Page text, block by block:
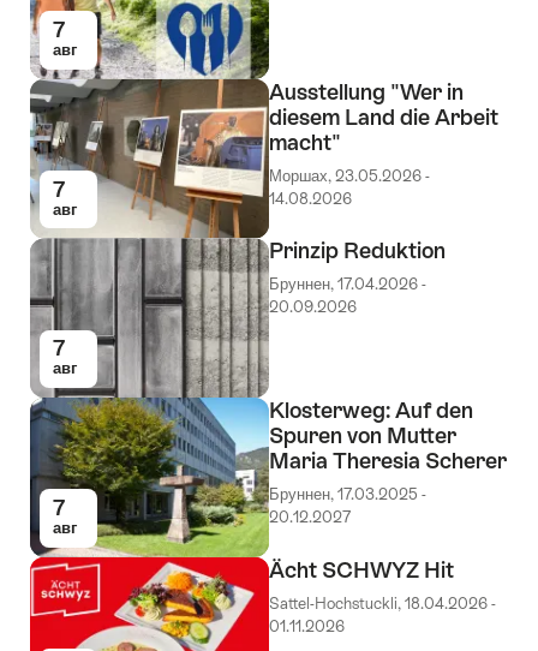
7
авг
7
авг
Ausstellung "Wer in
diesem Land die Arbeit
macht"
Моршах, 23.05.2026 -
14.08.2026
7
авг
Prinzip Reduktion
Бруннен, 17.04.2026 -
20.09.2026
7
авг
Klosterweg: Auf den
Spuren von Mutter
Maria Theresia Scherer
Бруннен, 17.03.2025 -
20.12.2027
Ächt SCHWYZ Hit
Sattel-Hochstuckli, 18.04.2026 -
01.11.2026